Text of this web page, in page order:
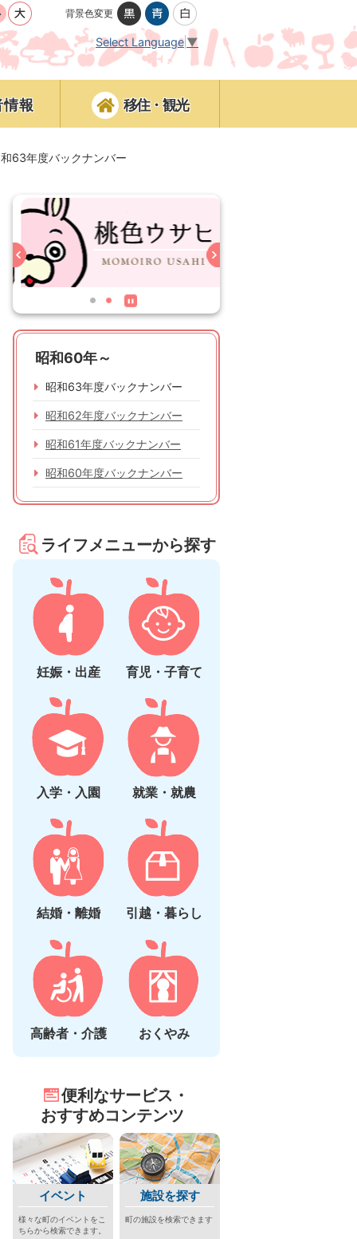
背景色変更
Select Language ▼
情報 移住・観光
63年度バックナンバー
昭和60年～
昭和63年度バックナンバー
昭和62年度バックナンバー
昭和61年度バックナンバー
昭和60年度バックナンバー
ライフメニューから探す
妊娠・出産 育児・子育て
入学・入園 就業・就農
結婚・離婚 引越・暮らし
高齢者・介護 おくやみ
便利なサービス・
おすすめコンテンツ
イベント
様々な町のイベントをこ
ちらから検索できます。
施設を探す
町の施設を検索できます